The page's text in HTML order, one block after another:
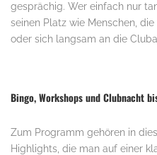
gesprächig. Wer einfach nur
seinen Platz wie Menschen,
oder sich langsam an die
Bingo, Workshops und Clubnacht
Zum Programm gehören in
Highlights, die man auf einer